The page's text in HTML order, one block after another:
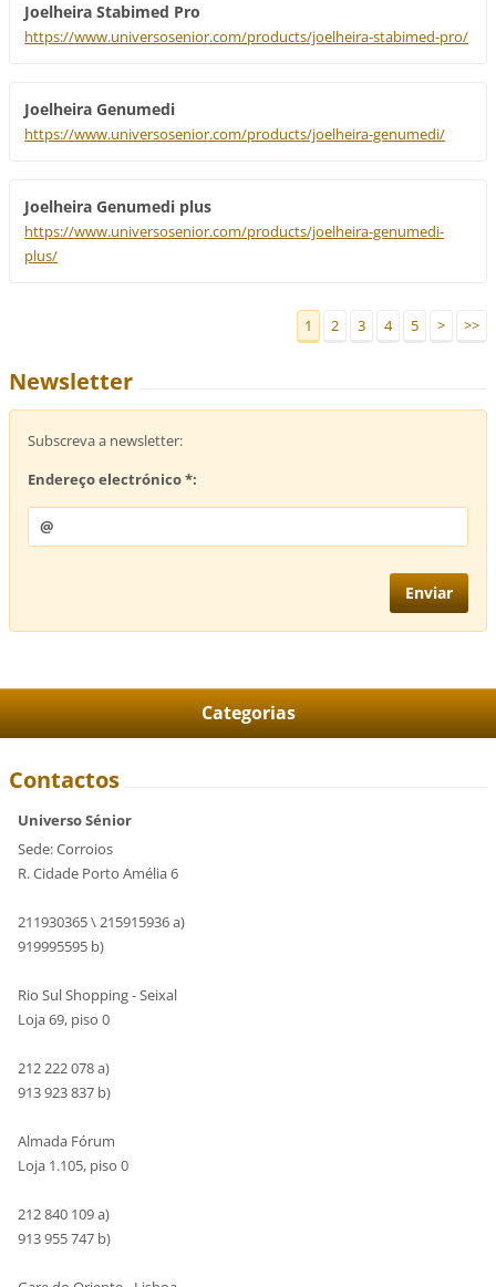
Joelheira Stabimed Pro
https://www.universosenior.com/products/joelheira-stabimed-pro/
Joelheira Genumedi
https://www.universosenior.com/products/joelheira-genumedi/
Joelheira Genumedi plus
https://www.universosenior.com/products/joelheira-genumedi-
plus/
1 2 3 4 5 > >>
Newsletter
Subscreva a newsletter:
Endereço electrónico *:
Categorias
Contactos
Universo Sénior
Sede: Corroios
R. Cidade Porto Amélia 6
211930365 \ 215915936 a)
919995595 b)
Rio Sul Shopping - Seixal
Loja 69, piso 0
212 222 078 a)
913 923 837 b)
Almada Fórum
Loja 1.105, piso 0
212 840 109 a)
913 955 747 b)